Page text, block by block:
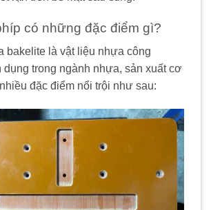
có những đặc điểm gì?
bakelite là vật liệu nhựa công
dụng trong ngành nhựa, sản xuất cơ
đặc điểm nổi trội như sau: